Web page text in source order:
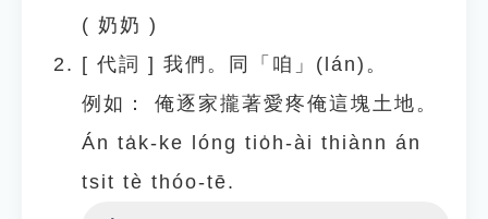
( 奶奶 )
[ 代詞 ] 我們。同「咱」(lán)。
例如：
俺逐家攏著愛疼俺這塊土地。
Án ta̍k-ke lóng tio̍h-ài thiànn án
tsit tè thóo-tē.